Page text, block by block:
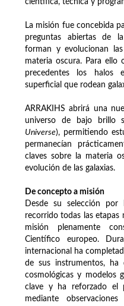
científica, técnica y
La misión fue concebida
preguntas abiertas de
forman y evolucionan
materia oscura. Para ello
precedentes los halos
superficial que rodean
ARRAKIHS abrirá una
universo de bajo brillo
Universe), permitiendo
permanecían
claves sobre la materia
evolución de las galaxias.
De concepto a misión
Desde su selección por
recorrido todas las etapas
misión plenamente
Científico europeo.
internacional ha
de sus instrumentos, ha
cosmológicas y modelos
clave y ha reforzado el
mediante